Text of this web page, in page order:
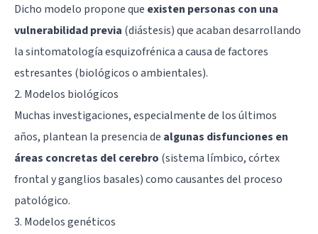
Dicho modelo propone que existen personas con una
vulnerabilidad previa (diástesis) que acaban desarrollando
la sintomatología esquizofrénica a causa de factores
estresantes (biológicos o ambientales).
2. Modelos biológicos
Muchas investigaciones, especialmente de los últimos
años, plantean la presencia de algunas disfunciones en
áreas concretas del cerebro (sistema límbico, córtex
frontal y ganglios basales) como causantes del proceso
patológico.
3. Modelos genéticos